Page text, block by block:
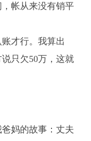
帐从来没有销平
才行。我算出
只欠50万，这就
妈的故事：丈夫